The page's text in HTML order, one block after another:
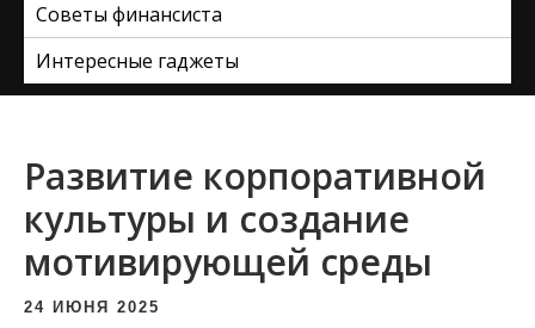
Советы финансиста
Интересные гаджеты
Развитие корпоративной
культуры и создание
мотивирующей среды
24 ИЮНЯ 2025